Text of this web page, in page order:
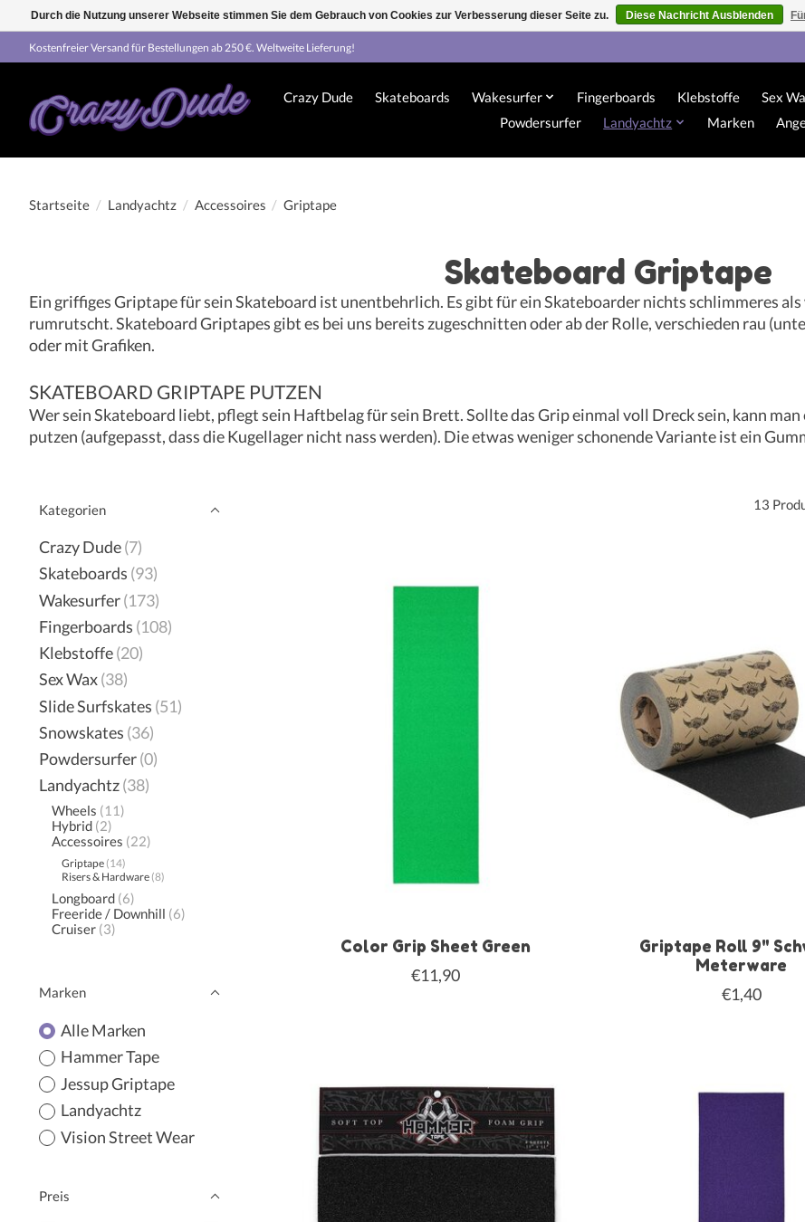
Kostenfreier Versand für Bestellungen ab 250 €. Weltweite Lieferung!
Crazy Dude Skateboards Wakesurfer Fingerboards Klebstoffe Sex
Powdersurfer
Landyachtz Marken
Startseite / Landyachtz / Accessoires / Griptape
Skateboard Griptape
Ein griffiges Griptape für sein Skateboard ist unentbehrlich. Es gibt für ein Skateboarder nichts schlimmeres
rumrutscht. Skateboard Griptapes gibt es bei uns bereits zugeschnitten oder ab der Rolle, verschieden rau
oder mit Grafiken.
SKATEBOARD GRIPTAPE PUTZEN
Wer sein Skateboard liebt, pflegt sein Haftbelag für sein Brett. Sollte das Grip einmal voll Dreck sein, kann
putzen (aufgepasst, dass die Kugellager nicht nass werden). Die etwas weniger schonende Variante ist ein
Kategorien
Crazy Dude(7)
Skateboards (93)
Wakesurfer(173)
Fingerboards (108)
Klebstoffe(20)
Sex Wax(38)
Slide Surfskates (51)
Snowskates (36)
Powdersurfer(0)
Landyachtz(38)
Wheels (11)
Hybrid (2)
Accessoires (22)
Griptape (14)
Risers & Hardware (8)
Longboard (6)
Freeride / Downhill (6)
Cruiser (3)
Marken
Alle Marken
Hammer Tape
Jessup Griptape
Landyachtz
Vision Street Wear
Preis
13
Color Grip Sheet Green
€11,90
Griptape Roll 9"
Meterware
€1,40
Durch die Nutzung unserer Webseite stimmen Sie dem Gebrauch von Cookies zur Verbesserung dieser Seite zu. Diese Nachricht Ausblenden